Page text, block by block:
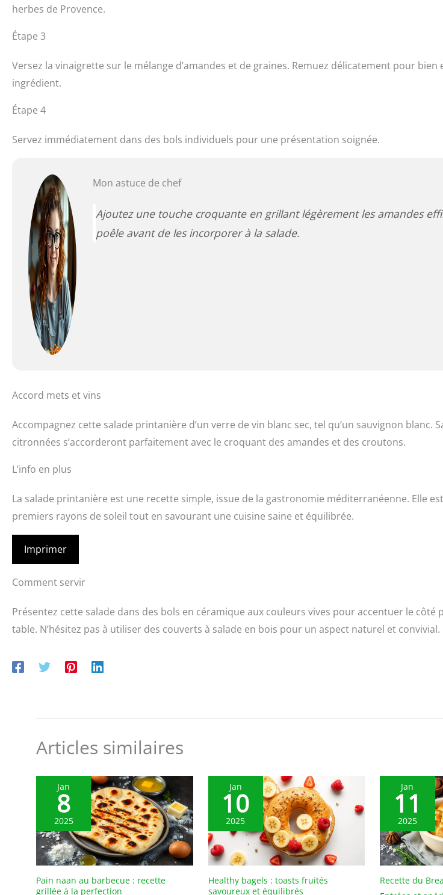
herbes de Provence.
Étape 3
Versez la vinaigrette sur le mélange d’amandes et de graines. Remuez délicatement pour bien
ingrédient.
Étape 4
Servez immédiatement dans des bols individuels pour une présentation soignée.
Mon astuce de chef
Ajoutez une touche croquante en grillant légèrement les amandes
poêle avant de les incorporer à la salade.
Accord mets et vins
Accompagnez cette salade printanière d’un verre de vin blanc sec, tel qu’un sauvignon blanc.
citronnées s’accorderont parfaitement avec le croquant des amandes et des croutons.
L’info en plus
La salade printanière est une recette simple, issue de la gastronomie méditerranéenne. Elle
premiers rayons de soleil tout en savourant une cuisine saine et équilibrée.
Imprimer
Comment servir
Présentez cette salade dans des bols en céramique aux couleurs vives pour accentuer le côté
table. N’hésitez pas à utiliser des couverts à salade en bois pour un aspect naturel et convivial.
Articles similaires
Jan
8
2025
Pain naan au barbecue : recette
grillée à la perfection
Jan
10
2025
Healthy bagels : toasts fruités
savoureux et équilibrés
Jan
11
2025
Recette du